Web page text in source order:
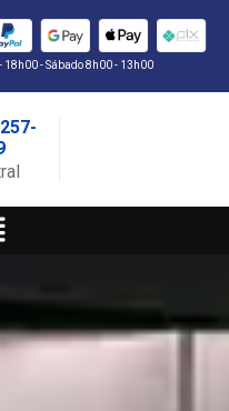
18h00 - Sábado 8h00 - 13h00